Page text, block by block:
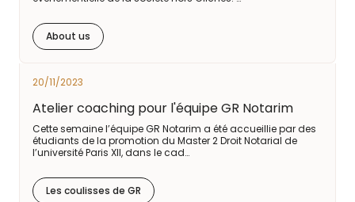
About us
20/11/2023
Atelier coaching pour l'équipe GR Notarim
Cette semaine l’équipe GR Notarim a été accueillie par des
étudiants de la promotion du Master 2 Droit Notarial de
l’université Paris XII, dans le cad…
Les coulisses de GR